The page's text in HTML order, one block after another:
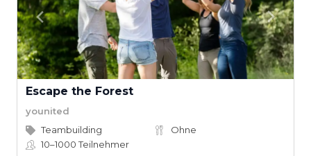
Escape the Forest
younited
Teambuilding
Ohne
10–1000Teilnehmer